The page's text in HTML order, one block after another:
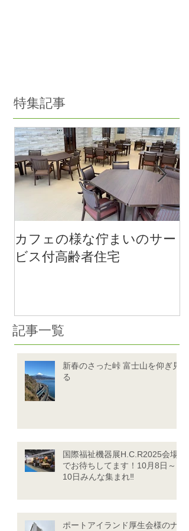
特集記事
カフェの様な佇まいのサー
ビス付高齢者住宅
記事一覧
新春のさった峠 富士山を仰ぎ見
る
国際福祉機器展H.C.R2025会場
でお待ちしてます！10月8日～
10日みんな集まれ‼
ポートアイランド厚生会様のナ